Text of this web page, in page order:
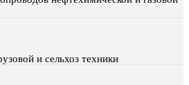
и сельхоз техники